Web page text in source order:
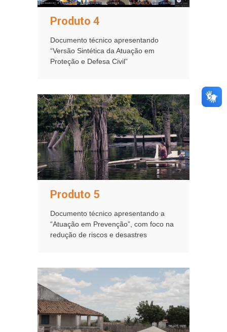
Produto 4
Documento técnico apresentando
“Versão Sintética da Atuação em
Proteção e Defesa Civil”
Produto 5
Documento técnico apresentando a
“Atuação em Prevenção”, com foco na
redução de riscos e desastres